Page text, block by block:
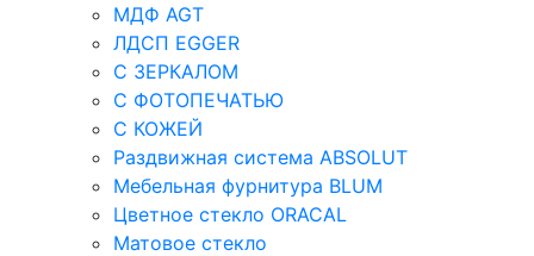
МДФ AGT
ЛДСП EGGER
С ЗЕРКАЛОМ
С ФОТОПЕЧАТЬЮ
С КОЖЕЙ
Раздвижная система ABSOLUT
Мебельная фурнитура BLUM
Цветное стекло ORACAL
Матовое стекло